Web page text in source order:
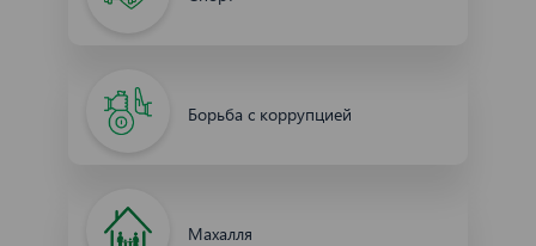
Борьба с коррупцией
Махалля